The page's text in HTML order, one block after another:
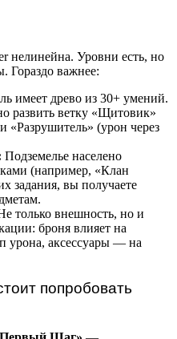
нелинейна. Уровни есть, но
Гораздо важнее:
имеет древо из 30+ умений.
развить ветку «Щитовик»
«Разрушитель» (урон через
Подземелье населено
(например, «Клан
задания, вы получаете
только внешность, но и
броня влияет на
урона, аксессуары — на
попробовать